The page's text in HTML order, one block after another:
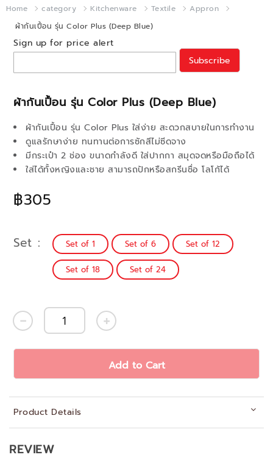
Home category Kitchenware Textile
Appron
ผ้ากันเปื้อน รุ่น Color Plus (Deep Blue)
ผ้ากันเปื้อน รุ่น Color Plus (Deep Blue)
฿305
ผ้ากันเปื้อน รุ่น Color Plus ใส่ง่าย สะดวกสบายในการทำงาน
ดูแลรักษาง่าย ทนทานต่อการซักสีไม่ซีดจาง
มีกระเป๋า 2 ช่อง ขนาดกำลังดี ใส่ปากกา สมุดจดหรือมือถือได้
ใส่ได้ทั้งหญิงและชาย สามารถปักหรือสกรีนชื่อ โลโก้ได้
Sign up for price alert
Subscribe
Set Set of 1 Set of 6 Set of 12
Set of 18 Set of 24
Add to Cart
Product Details
REVIEW